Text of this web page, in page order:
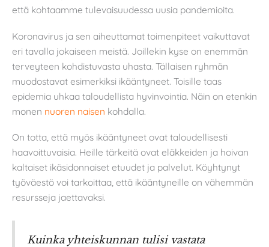
että kohtaamme tulevaisuudessa uusia pandemioita.
Koronavirus ja sen aiheuttamat toimenpiteet vaikuttavat
eri tavalla jokaiseen meistä. Joillekin kyse on enemmän
terveyteen kohdistuvasta uhasta. Tällaisen ryhmän
muodostavat esimerkiksi ikääntyneet. Toisille taas
epidemia uhkaa taloudellista hyvinvointia. Näin on etenkin
monen nuoren naisen kohdalla.
On totta, että myös ikääntyneet ovat taloudellisesti
haavoittuvaisia. Heille tärkeitä ovat eläkkeiden ja hoivan
kaltaiset ikäsidonnaiset etuudet ja palvelut. Köyhtynyt
työväestö voi tarkoittaa, että ikääntyneille on vähemmän
resursseja jaettavaksi.
Kuinka yhteiskunnan tulisi vastata